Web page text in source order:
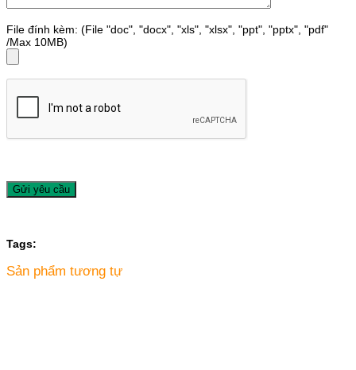
File đính kèm: (File "doc", "docx", "xls", "xlsx", "ppt", "pptx", "pdf"
/Max 10MB)
Tags:
Sản phẩm tương tự